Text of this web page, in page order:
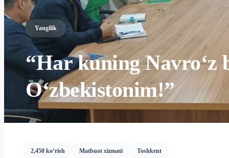
Yangilik
“Har kuning Navro‘z
O‘zbekistonim!”
2,450 ko‘rish Matbuot xizmati Toshkent